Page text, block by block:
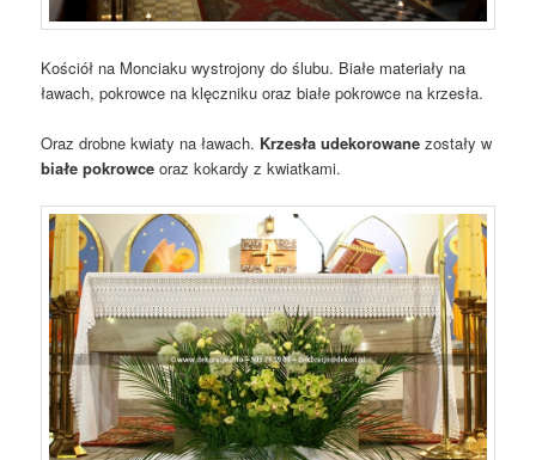
Kościół na Monciaku wystrojony do ślubu. Białe materiały na
ławach, pokrowce na klęczniku oraz białe pokrowce na krzesła.
Oraz drobne kwiaty na ławach. Krzesła udekorowane zostały w
białe pokrowce oraz kokardy z kwiatkami.